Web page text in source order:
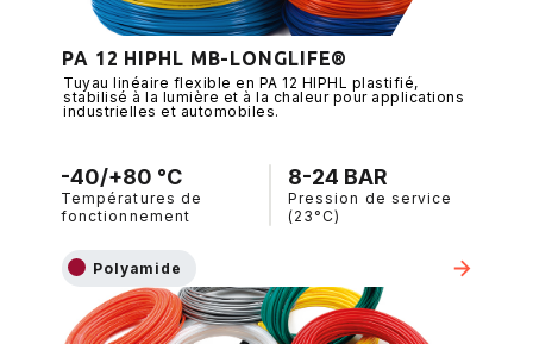
PA 12 HIPHL MB-LONGLIFE®
Tuyau linéaire flexible en PA 12 HIPHL plastifié,
stabilisé à la lumière et à la chaleur pour applications
industrielles et automobiles.
-40/+80 °C
Températures de
fonctionnement
8-24 BAR
Pression de service
(23°C)
Polyamide